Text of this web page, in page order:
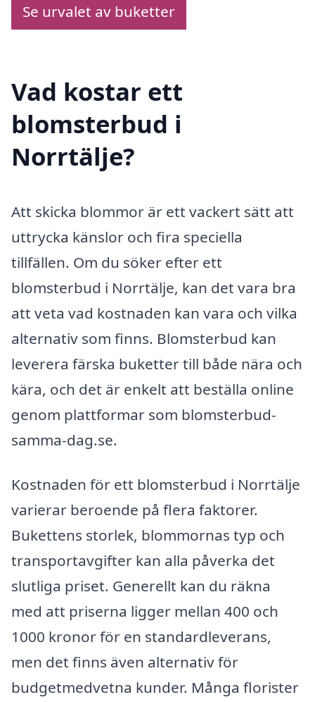
Se urvalet av buketter
Vad kostar ett
blomsterbud i
Norrtälje?
Att skicka blommor är ett vackert sätt att
uttrycka känslor och fira speciella
tillfällen. Om du söker efter ett
blomsterbud i Norrtälje, kan det vara bra
att veta vad kostnaden kan vara och vilka
alternativ som finns. Blomsterbud kan
leverera färska buketter till både nära och
kära, och det är enkelt att beställa online
genom plattformar som blomsterbud-
samma-dag.se.
Kostnaden för ett blomsterbud i Norrtälje
varierar beroende på flera faktorer.
Bukettens storlek, blommornas typ och
transportavgifter kan alla påverka det
slutliga priset. Generellt kan du räkna
med att priserna ligger mellan 400 och
1000 kronor för en standardleverans,
men det finns även alternativ för
budgetmedvetna kunder. Många florister